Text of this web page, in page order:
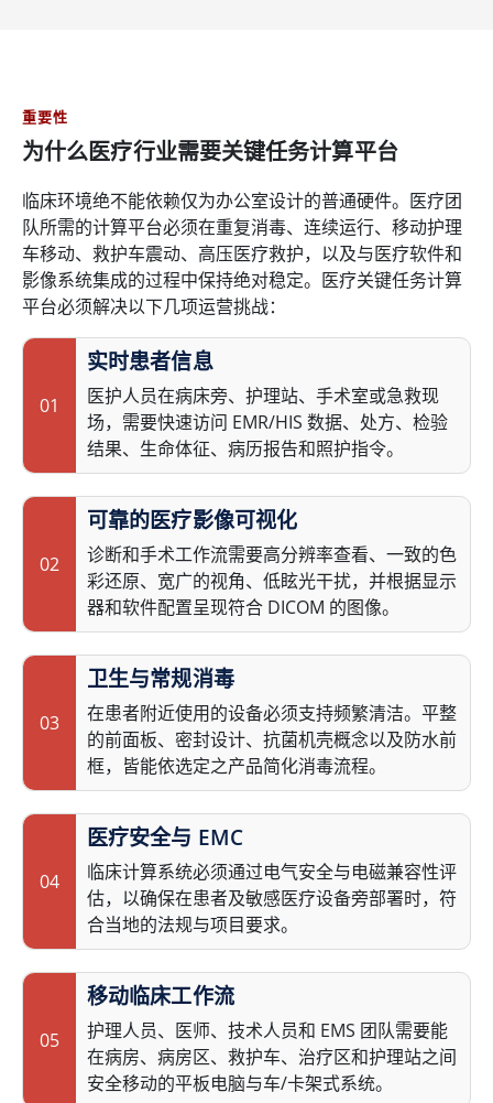
重要性
为什么医疗行业需要关键任务计算平台
临床环境绝不能依赖仅为办公室设计的普通硬件。医疗团
队所需的计算平台必须在重复消毒、连续运行、移动护理
车移动、救护车震动、高压医疗救护，以及与医疗软件和
影像系统集成的过程中保持绝对稳定。医疗关键任务计算
平台必须解决以下几项运营挑战：
01
实时患者信息
医护人员在病床旁、护理站、手术室或急救现
场，需要快速访问 EMR/HIS 数据、处方、检验
结果、生命体征、病历报告和照护指令。
02
可靠的医疗影像可视化
诊断和手术工作流需要高分辨率查看、一致的色
彩还原、宽广的视角、低眩光干扰，并根据显示
器和软件配置呈现符合 DICOM 的图像。
03
卫生与常规消毒
在患者附近使用的设备必须支持频繁清洁。平整
的前面板、密封设计、抗菌机壳概念以及防水前
框，皆能依选定之产品简化消毒流程。
04
医疗安全与 EMC
临床计算系统必须通过电气安全与电磁兼容性评
估，以确保在患者及敏感医疗设备旁部署时，符
合当地的法规与项目要求。
05
移动临床工作流
护理人员、医师、技术人员和 EMS 团队需要能
在病房、病房区、救护车、治疗区和护理站之间
安全移动的平板电脑与车/卡架式系统。